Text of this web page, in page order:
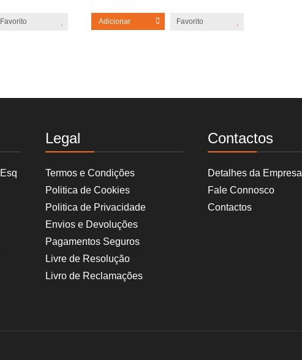
Favorito Adicionar Favorito
Legal
Termos e Condições
Politica de Cookies
Politica de Privacidade
Envios e Devoluções
Pagamentos Seguros
Livre de Resolução
Livro de Reclamações
Contactos
Detalhes da Empresa
Fale Connosco
Contactos